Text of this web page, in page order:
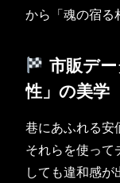
から「魂の宿る
市販デ
性」の美学
巷にあふれる安
それらを使って
しても違和感が